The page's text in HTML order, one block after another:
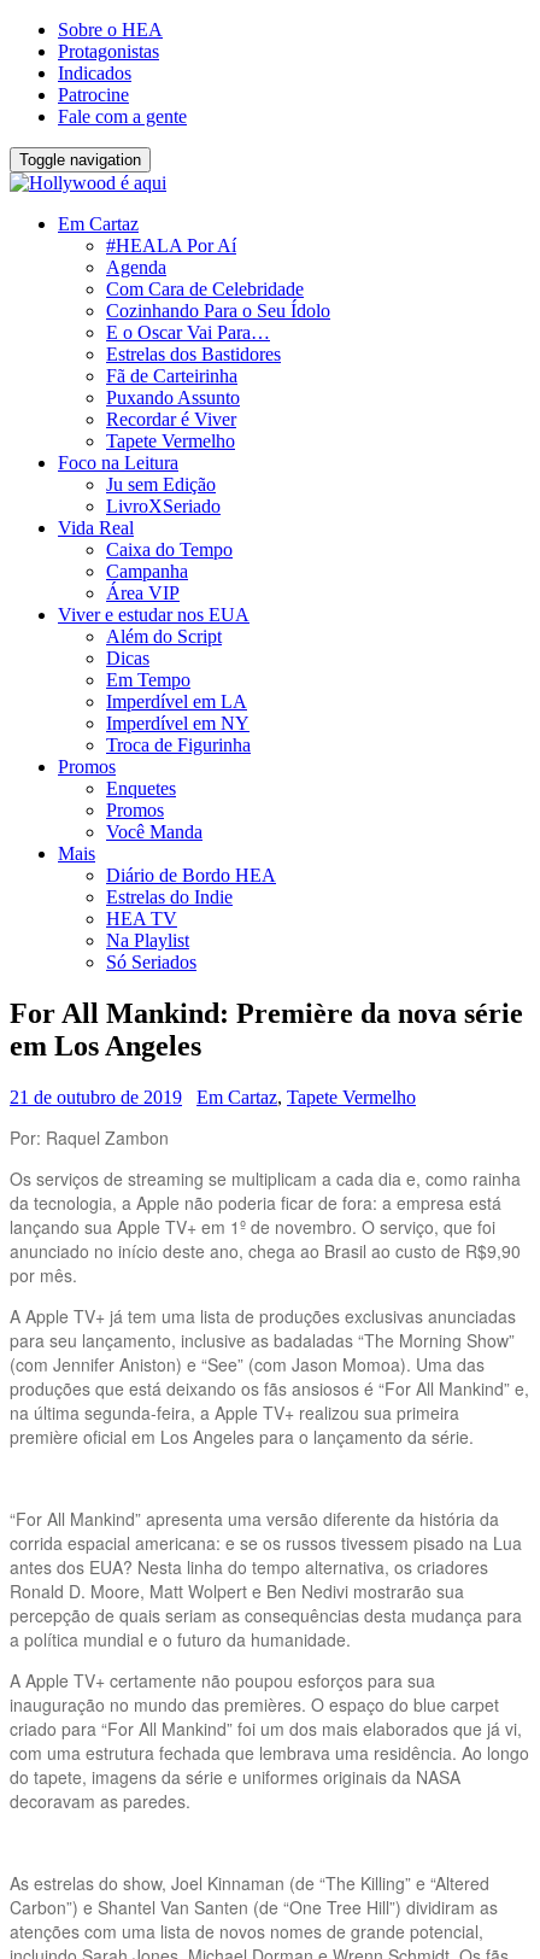
Sobre o HEA
Protagonistas
Indicados
Patrocine
Fale com a gente
Toggle navigation
Em Cartaz
#HEALA Por Aí
Agenda
Com Cara de Celebridade
Cozinhando Para o Seu Ídolo
E o Oscar Vai Para…
Estrelas dos Bastidores
Fã de Carteirinha
Puxando Assunto
Recordar é Viver
Tapete Vermelho
Foco na Leitura
Ju sem Edição
LivroXSeriado
Vida Real
Caixa do Tempo
Campanha
Área VIP
Viver e estudar nos EUA
Além do Script
Dicas
Em Tempo
Imperdível em LA
Imperdível em NY
Troca de Figurinha
Promos
Enquetes
Promos
Você Manda
Mais
Diário de Bordo HEA
Estrelas do Indie
HEA TV
Na Playlist
Só Seriados
For All Mankind: Première da nova série
em Los Angeles
21 de outubro de 2019 Em Cartaz, Tapete Vermelho
Por: Raquel Zambon
Os serviços de streaming se multiplicam a cada dia e, como rainha
da tecnologia, a Apple não poderia ficar de fora: a empresa está
lançando sua Apple TV+ em 1º de novembro. O serviço, que foi
anunciado no início deste ano, chega ao Brasil ao custo de R$9,90
por mês.
A Apple TV+ já tem uma lista de produções exclusivas anunciadas
para seu lançamento, inclusive as badaladas “The Morning Show”
(com Jennifer Aniston) e “See” (com Jason Momoa). Uma das
produções que está deixando os fãs ansiosos é “For All Mankind” e,
na última segunda-feira, a Apple TV+ realizou sua primeira
première oficial em Los Angeles para o lançamento da série.
“For All Mankind” apresenta uma versão diferente da história da
corrida espacial americana: e se os russos tivessem pisado na Lua
antes dos EUA? Nesta linha do tempo alternativa, os criadores
Ronald D. Moore, Matt Wolpert e Ben Nedivi mostrarão sua
percepção de quais seriam as consequências desta mudança para
a política mundial e o futuro da humanidade.
A Apple TV+ certamente não poupou esforços para sua
inauguração no mundo das premières. O espaço do blue carpet
criado para “For All Mankind” foi um dos mais elaborados que já vi,
com uma estrutura fechada que lembrava uma residência. Ao longo
do tapete, imagens da série e uniformes originais da NASA
decoravam as paredes.
As estrelas do show, Joel Kinnaman (de “The Killing” e “Altered
Carbon”) e Shantel Van Santen (de “One Tree Hill”) dividiram as
atenções com uma lista de novos nomes de grande potencial,